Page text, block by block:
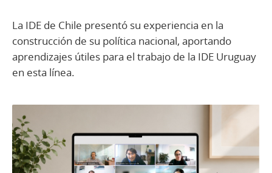
La IDE de Chile presentó su experiencia en la
construcción de su política nacional, aportando
aprendizajes útiles para el trabajo de la IDE Uruguay
en esta línea.